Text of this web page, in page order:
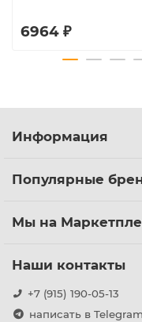
6964 ₽
Информация
Популярные
Мы на
Наши контакты
+7 (915) 190-05-13
написать в Telegram